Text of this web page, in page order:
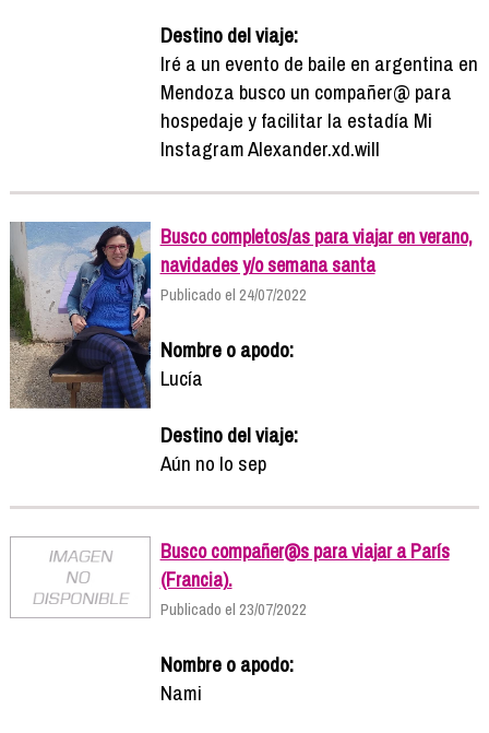
Destino del viaje:
Iré a un evento de baile en argentina en
Mendoza busco un compañer@ para
hospedaje y facilitar la estadía Mi
Instagram Alexander.xd.will
Busco completos/as para viajar en verano,
navidades y/o semana santa
Publicado el 24/07/2022
Nombre o apodo:
Lucía
Destino del viaje:
Aún no lo sep
Busco compañer@s para viajar a París
(Francia).
Publicado el 23/07/2022
Nombre o apodo:
Nami